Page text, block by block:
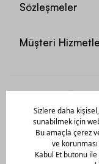
Sözleşmeler
Müşteri
Mobil